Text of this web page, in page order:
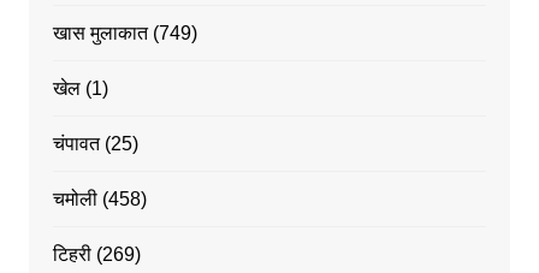
खास मुलाकात(749)
खेल(1)
चंपावत(25)
चमोली(458)
टिहरी(269)